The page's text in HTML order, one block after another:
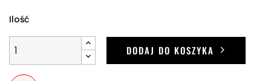
Ilość
DODAJ DO KOSZYKA